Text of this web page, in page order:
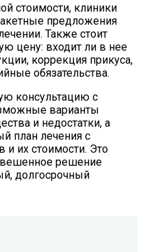
стоимости, клиники
предложения
Также стоит
цену: входит ли в нее
коррекция прикуса,
обязательства.
консультацию с
варианты
и недостатки, а
план лечения с
и их стоимости. Это
решение
долгосрочный